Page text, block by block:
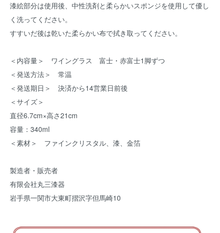
漆絵部分は使用後、中性洗剤と柔らかいスポンジを使用して優し
く洗ってください。
すすいだ後は乾いた柔らかい布で拭き取ってください。
＜内容量＞ ワイングラス 富士・赤富士1脚ずつ
＜発送方法＞ 常温
＜発送期日＞ 決済から14営業日前後
＜サイズ＞
直径6.7cm×高さ21cm
容量：340ml
＜素材＞ ファインクリスタル、漆、金箔
製造者・販売者
有限会社丸三漆器
岩手県一関市大東町摺沢字但馬崎10